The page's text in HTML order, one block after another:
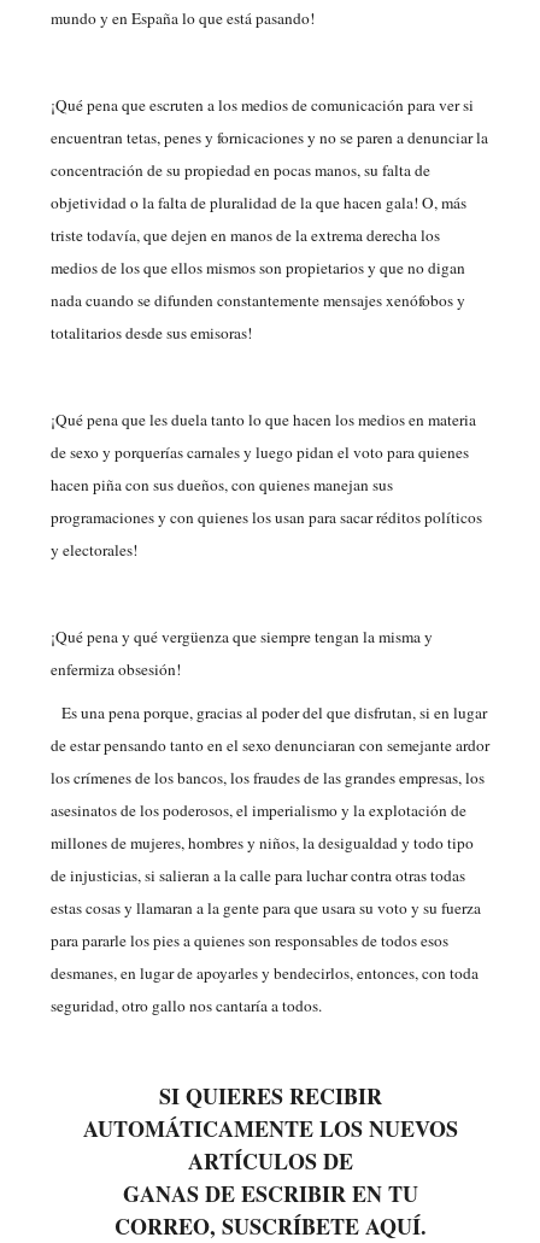
mundo y en España lo que está pasando!
¡Qué pena que escruten a los medios de comunicación para ver si
encuentran tetas, penes y fornicaciones y no se paren a denunciar la
concentración de su propiedad en pocas manos, su falta de
objetividad o la falta de pluralidad de la que hacen gala! O, más
triste todavía, que dejen en manos de la extrema derecha los
medios de los que ellos mismos son propietarios y que no digan
nada cuando se difunden constantemente mensajes xenófobos y
totalitarios desde sus emisoras!
¡Qué pena que les duela tanto lo que hacen los medios en materia
de sexo y porquerías carnales y luego pidan el voto para quienes
hacen piña con sus dueños, con quienes manejan sus
programaciones y con quienes los usan para sacar réditos políticos
y electorales!
¡Qué pena y qué vergüenza que siempre tengan la misma y
enfermiza obsesión!
Es una pena porque, gracias al poder del que disfrutan, si en lugar
de estar pensando tanto en el sexo denunciaran con semejante ardor
los crímenes de los bancos, los fraudes de las grandes empresas, los
asesinatos de los poderosos, el imperialismo y la explotación de
millones de mujeres, hombres y niños, la desigualdad y todo tipo
de injusticias, si salieran a la calle para luchar contra otras todas
estas cosas y llamaran a la gente para que usara su voto y su fuerza
para pararle los pies a quienes son responsables de todos esos
desmanes, en lugar de apoyarles y bendecirlos, entonces, con toda
seguridad, otro gallo nos cantaría a todos.
SI QUIERES RECIBIR
AUTOMÁTICAMENTE LOS NUEVOS
ARTÍCULOS DE
GANAS DE ESCRIBIR EN TU
CORREO, SUSCRÍBETE AQUÍ.